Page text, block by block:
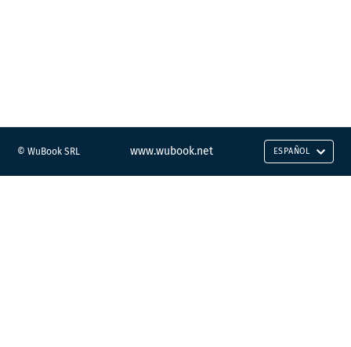
© WuBook SRL www.wubook.net ESPAÑOL